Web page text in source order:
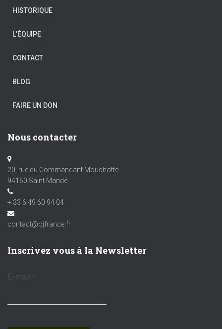
HISTORIQUE
L’ÉQUIPE
CONTACT
BLOG
FAIRE UN DON
Nous contacter
20, rue du Commandant Mouchotte
94160 Saint Mandé
+ 33 6 49 60 94 04
contact@ojfrance.fr
Inscrivez vous à la Newsletter
E-mail *